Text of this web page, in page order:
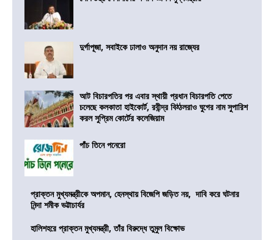
দুর্গাপূজা, সবাইকে ঢালাও অনুদান নয় রাজ্যের
আট বিচারপতির পর এবার স্থায়ী প্রধান বিচারপতি পেতে
চলেছে কলকাতা হাইকোর্ট, রবীন্দ্র বিঠ্ঠলরাও ঘুগের নাম সুপারিশ
করল সুপ্রিম কোর্টের কলেজিয়াম
পাঁচ তিনে পনেরো
প্রাক্তন মুখ্যমন্ত্রীকে অপমান, হেনস্থায় বিজেপি জড়িত নয়, দাবি করে ঘটনার
নিন্দা শমীক ভট্টাচার্যর
হালিশহরে প্রাক্তন মুখ্যমন্ত্রী, তাঁর বিরুদ্ধে তুমুল বিক্ষোভ